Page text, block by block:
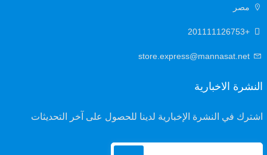
مصر
+201111126753
النشرة الاخبارية
اشترك في النشرة الإخبارية لدينا للحصول على آخر التحديثات